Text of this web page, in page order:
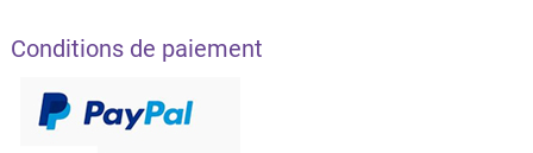
Conditions de paiement